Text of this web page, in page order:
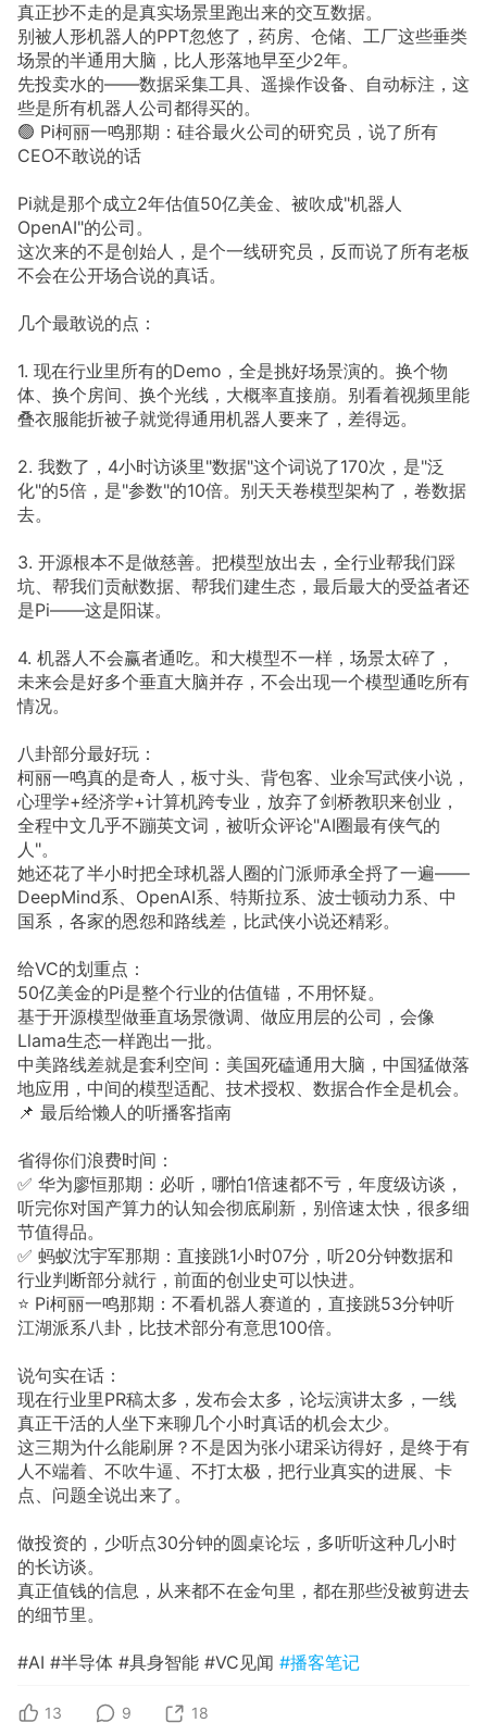
真正抄不走的是真实场景里跑出来的交互数据。
别被人形机器人的PPT忽悠了，药房、仓储、工厂这些垂类
场景的半通用大脑，比人形落地早至少2年。
先投卖水的——数据采集工具、遥操作设备、自动标注，这
些是所有机器人公司都得买的。
🟢 Pi柯丽一鸣那期：硅谷最火公司的研究员，说了所有
CEO不敢说的话
Pi就是那个成立2年估值50亿美金、被吹成"机器人
OpenAI"的公司。
这次来的不是创始人，是个一线研究员，反而说了所有老板
不会在公开场合说的真话。
几个最敢说的点：
1. 现在行业里所有的Demo，全是挑好场景演的。换个物
体、换个房间、换个光线，大概率直接崩。别看着视频里能
叠衣服能折被子就觉得通用机器人要来了，差得远。
2. 我数了，4小时访谈里"数据"这个词说了170次，是"泛
化"的5倍，是"参数"的10倍。别天天卷模型架构了，卷数据
去。
3. 开源根本不是做慈善。把模型放出去，全行业帮我们踩
坑、帮我们贡献数据、帮我们建生态，最后最大的受益者还
是Pi——这是阳谋。
4. 机器人不会赢者通吃。和大模型不一样，场景太碎了，
未来会是好多个垂直大脑并存，不会出现一个模型通吃所有
情况。
八卦部分最好玩：
柯丽一鸣真的是奇人，板寸头、背包客、业余写武侠小说，
心理学+经济学+计算机跨专业，放弃了剑桥教职来创业，
全程中文几乎不蹦英文词，被听众评论"AI圈最有侠气的
人"。
她还花了半小时把全球机器人圈的门派师承全捋了一遍——
DeepMind系、OpenAI系、特斯拉系、波士顿动力系、中
国系，各家的恩怨和路线差，比武侠小说还精彩。
给VC的划重点：
50亿美金的Pi是整个行业的估值锚，不用怀疑。
基于开源模型做垂直场景微调、做应用层的公司，会像
Llama生态一样跑出一批。
中美路线差就是套利空间：美国死磕通用大脑，中国猛做落
地应用，中间的模型适配、技术授权、数据合作全是机会。
📌 最后给懒人的听播客指南
省得你们浪费时间：
✅ 华为廖恒那期：必听，哪怕1倍速都不亏，年度级访谈，
听完你对国产算力的认知会彻底刷新，别倍速太快，很多细
节值得品。
✅ 蚂蚁沈宇军那期：直接跳1小时07分，听20分钟数据和
行业判断部分就行，前面的创业史可以快进。
⭐ Pi柯丽一鸣那期：不看机器人赛道的，直接跳53分钟听
江湖派系八卦，比技术部分有意思100倍。
说句实在话：
现在行业里PR稿太多，发布会太多，论坛演讲太多，一线
真正干活的人坐下来聊几个小时真话的机会太少。
这三期为什么能刷屏？不是因为张小珺采访得好，是终于有
人不端着、不吹牛逼、不打太极，把行业真实的进展、卡
点、问题全说出来了。
做投资的，少听点30分钟的圆桌论坛，多听听这种几小时
的长访谈。
真正值钱的信息，从来都不在金句里，都在那些没被剪进去
的细节里。
#AI #半导体 #具身智能 #VC见闻 #播客笔记
13 9 18